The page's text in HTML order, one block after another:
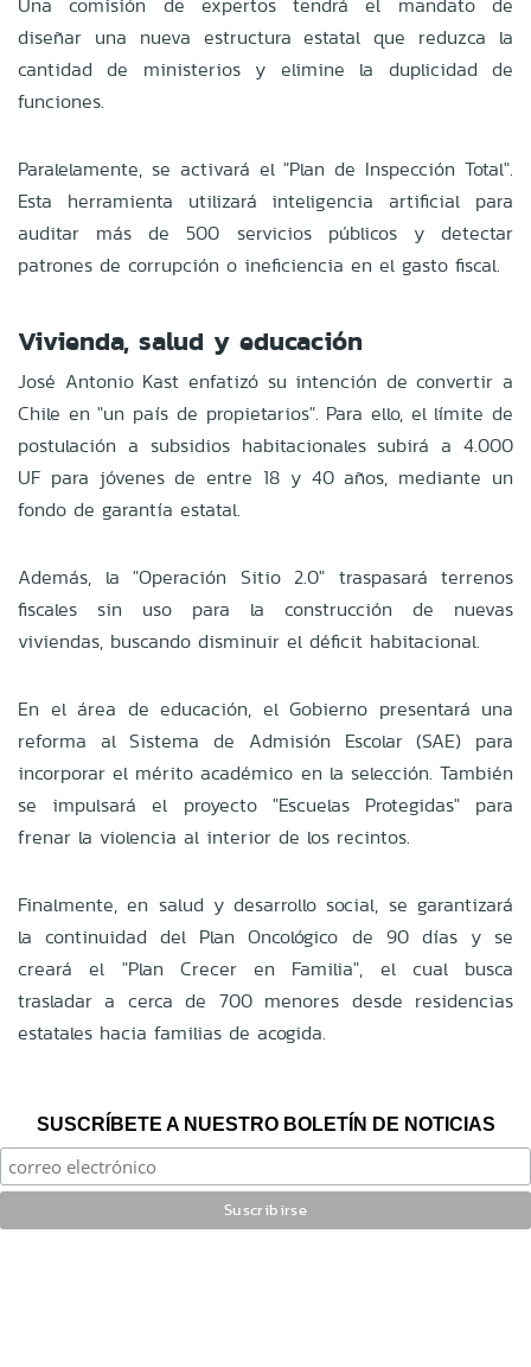
diseñar una nueva estructura estatal que reduzca la
cantidad de ministerios y elimine la duplicidad de
funciones.
Paralelamente, se activará el "Plan de Inspección Total".
Esta herramienta utilizará inteligencia artificial para
auditar más de 500 servicios públicos y detectar
patrones de corrupción o ineficiencia en el gasto fiscal.
Vivienda, salud y educación
José Antonio Kast enfatizó su intención de convertir a
Chile en "un país de propietarios". Para ello, el límite de
postulación a subsidios habitacionales subirá a 4.000
UF para jóvenes de entre 18 y 40 años, mediante un
fondo de garantía estatal.
Además, la "Operación Sitio 2.0" traspasará terrenos
fiscales sin uso para la construcción de nuevas
viviendas, buscando disminuir el déficit habitacional.
En el área de educación, el Gobierno presentará una
reforma al Sistema de Admisión Escolar (SAE) para
incorporar el mérito académico en la selección. También
se impulsará el proyecto "Escuelas Protegidas" para
frenar la violencia al interior de los recintos.
Finalmente, en salud y desarrollo social, se garantizará
la continuidad del Plan Oncológico de 90 días y se
creará el "Plan Crecer en Familia", el cual busca
trasladar a cerca de 700 menores desde residencias
estatales hacia familias de acogida.
SUSCRÍBETE A NUESTRO BOLETÍN DE NOTICIAS